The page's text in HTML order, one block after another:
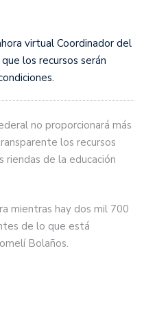
virtual Coordinador del
los recursos serán
no proporcionará más
los recursos
riendas de la educación
mientras hay dos mil 700
de lo que está
Bolaños.